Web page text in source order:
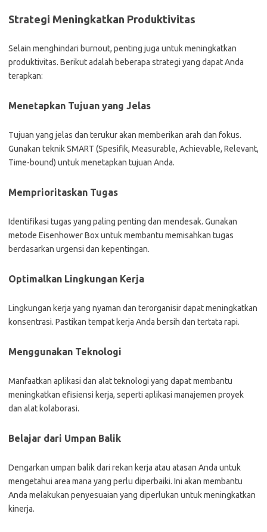
Strategi Meningkatkan Produktivitas
Selain menghindari burnout, penting juga untuk meningkatkan
produktivitas. Berikut adalah beberapa strategi yang dapat Anda
terapkan:
Menetapkan Tujuan yang Jelas
Tujuan yang jelas dan terukur akan memberikan arah dan fokus.
Gunakan teknik SMART (Spesifik, Measurable, Achievable, Relevant,
Time-bound) untuk menetapkan tujuan Anda.
Memprioritaskan Tugas
Identifikasi tugas yang paling penting dan mendesak. Gunakan
metode Eisenhower Box untuk membantu memisahkan tugas
berdasarkan urgensi dan kepentingan.
Optimalkan Lingkungan Kerja
Lingkungan kerja yang nyaman dan terorganisir dapat meningkatkan
konsentrasi. Pastikan tempat kerja Anda bersih dan tertata rapi.
Menggunakan Teknologi
Manfaatkan aplikasi dan alat teknologi yang dapat membantu
meningkatkan efisiensi kerja, seperti aplikasi manajemen proyek
dan alat kolaborasi.
Belajar dari Umpan Balik
Dengarkan umpan balik dari rekan kerja atau atasan Anda untuk
mengetahui area mana yang perlu diperbaiki. Ini akan membantu
Anda melakukan penyesuaian yang diperlukan untuk meningkatkan
kinerja.